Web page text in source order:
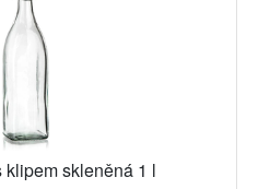
klipem skleněná 1 l